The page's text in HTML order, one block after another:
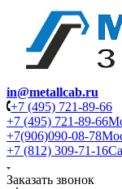
in@metallcab.ru
+7 (495) 721-89-66
+7 (495) 721-89-66
+7(906)090-08-78
+7 (812) 309-71-16
Заказать звонок